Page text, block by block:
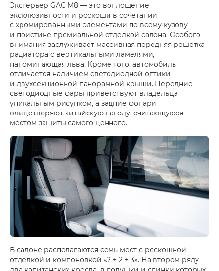
Экстерьер GAC M8 — это воплощение
эксклюзивности и роскоши в сочетании
с хромированными элементами по всему кузову
и поистине премиальной отделкой салона. Особого
внимания заслуживает массивная передняя решетка
радиатора с вертикальными ламелями,
напоминающая льва. Кроме того, автомобиль
отличается наличием светодиодной оптики
и двухсекционной панорамной крыши. Передние
светодиодные фары приветствуют владельца
уникальным рисунком, а задние фонари
олицетворяют китайскую пагоду, считающуюся
местом защиты самого ценного.
В салоне располагаются семь мест с роскошной
отделкой и компоновкой «2 + 2 + 3». На втором ряду